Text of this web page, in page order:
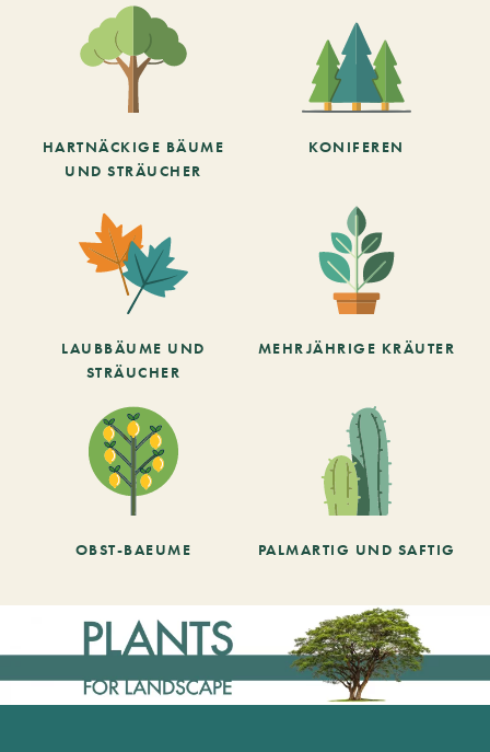
HARTNÄCKIGE BÄUME
UND STRÄUCHER
KONIFEREN
LAUBBÄUME UND
STRÄUCHER
MEHRJÄHRIGE KRÄUTER
OBST-BAEUME PALMARTIG UND SAFTIG